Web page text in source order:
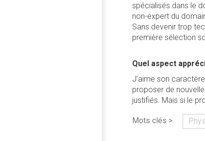
spécialisés dans le
non-expert du
Sans devenir trop
première sélection
Quel aspect
J’aime son
proposer de
justifiés. Mais si le
Mots clés >